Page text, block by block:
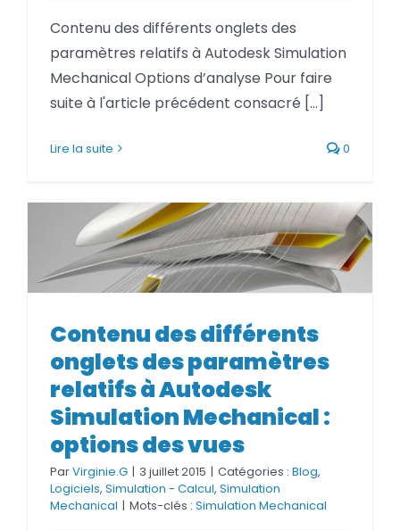
Contenu des différents onglets des
paramètres relatifs à Autodesk Simulation
Mechanical Options d’analyse Pour faire
suite à l'article précédent consacré [...]
Lire la suite 0
des paramètres relatifs à
Autodesk Simulation
Mechanical : options des vues
Contenu des différents
onglets des paramètres
relatifs à Autodesk
Simulation Mechanical :
options des vues
ParVirginie.G | 3 juillet 2015 | Catégories : Blog,
Logiciels, Simulation - Calcul, Simulation
Mechanical | Mots-clés : Simulation Mechanical